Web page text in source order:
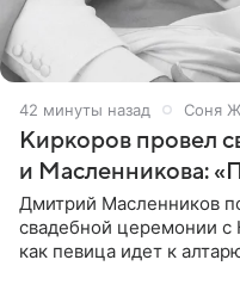
42 минуты назад Соня
Киркоров провел
и Масленникова:
Дмитрий Масленников
свадебной церемонии с
как певица идет к